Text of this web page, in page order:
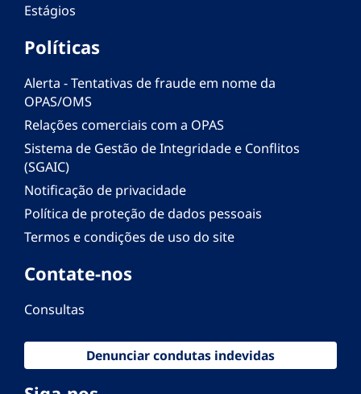
Estágios
Políticas
Alerta - Tentativas de fraude em nome da
OPAS/OMS
Relações comerciais com a OPAS
Sistema de Gestão de Integridade e Conflitos
(SGAIC)
Notificação de privacidade
Política de proteção de dados pessoais
Termos e condições de uso do site
Contate-nos
Consultas
Denunciar condutas indevidas